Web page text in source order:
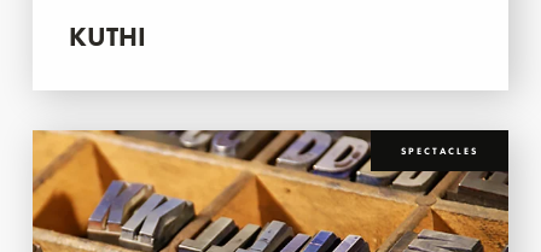
KUTHI
SPECTACLES